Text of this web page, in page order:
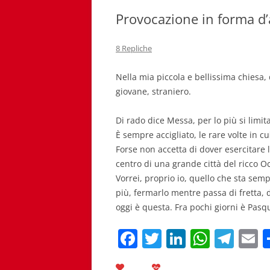
Provocazione in forma
8 Repliche
Nella mia piccola e bellissima
giovane, straniero.
Di rado dice Messa, per lo più si
È sempre accigliato, le rare volte in
Forse non accetta di dover
centro di una grande città del ricco
Vorrei, proprio io, quello che sta
più, fermarlo mentre passa di fretta,
oggi è questa. Fra pochi giorni è
F T Li W T E